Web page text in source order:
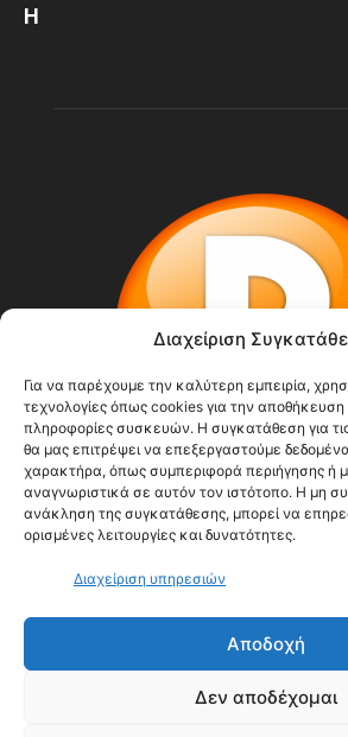
Διαχείριση
Για να παρέχουμε την καλύτερη εμπειρία,
τεχνολογίες όπως cookies για την
πληροφορίες συσκευών. Η συγκατάθεση για
θα μας επιτρέψει να επεξεργαστούμε
χαρακτήρα, όπως συμπεριφορά περιήγησης ή
αναγνωριστικά σε αυτόν τον ιστότοπο. Η μη
ανάκληση της συγκατάθεσης, μπορεί να
ορισμένες λειτουργίες και δυνατότητες.
Διαχείριση υπηρεσιών
Αποδοχή
Δεν αποδέχομαι
Η
ΑΚΟΛΟΥΘΗΣΕ